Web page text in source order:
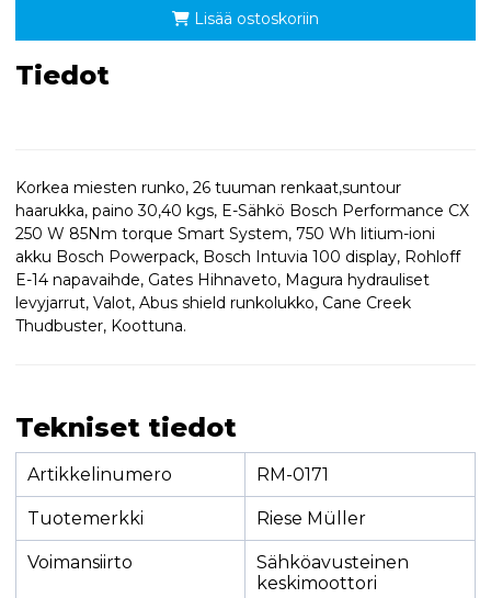
Lisää ostoskoriin
Tiedot
Korkea miesten runko, 26 tuuman renkaat,suntour
haarukka, paino 30,40 kgs, E-Sähkö Bosch Performance CX
250 W 85Nm torque Smart System, 750 Wh litium-ioni
akku Bosch Powerpack, Bosch Intuvia 100 display, Rohloff
E-14 napavaihde, Gates Hihnaveto, Magura hydrauliset
levyjarrut, Valot, Abus shield runkolukko, Cane Creek
Thudbuster, Koottuna.
Tekniset tiedot
Artikkelinumero RM-0171
Tuotemerkki Riese Müller
Voimansiirto
Sähköavusteinen
keskimoottori